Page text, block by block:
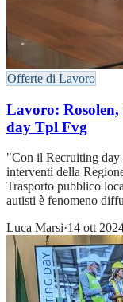
Offerte di Lavoro
Lavoro:
day Tpl Fvg
"Con il Recruiting day
interventi della
Trasporto pubblico
autisti è fenomeno
Luca Marsi·14 ott